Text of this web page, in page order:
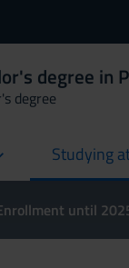
degree in
degree
Studying
until